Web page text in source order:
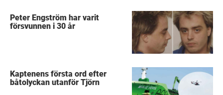
Peter Engström har varit
försvunnen i 30 år
Kaptenens första ord efter
båtolyckan utanför Tjörn